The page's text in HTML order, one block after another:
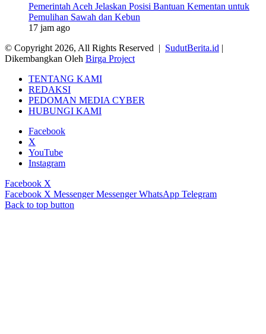
Pemerintah Aceh Jelaskan Posisi Bantuan Kementan untuk
Pemulihan Sawah dan Kebun
17 jam ago
© Copyright 2026, All Rights Reserved | SudutBerita.id |
Dikembangkan Oleh Birga Project
TENTANG KAMI
REDAKSI
PEDOMAN MEDIA CYBER
HUBUNGI KAMI
Facebook
X
YouTube
Instagram
Facebook X
Facebook X Messenger Messenger WhatsApp Telegram
Back to top button